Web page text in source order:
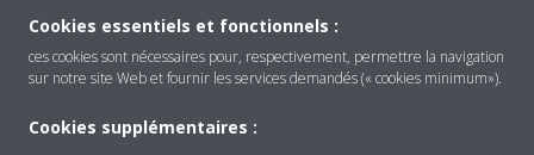
Cookies essentiels et fonctionnels :
ces cookies sont nécessaires pour, respectivement, permettre la navigation
sur notre site Web et fournir les services demandés (« cookies minimum»).
Cookies supplémentaires :